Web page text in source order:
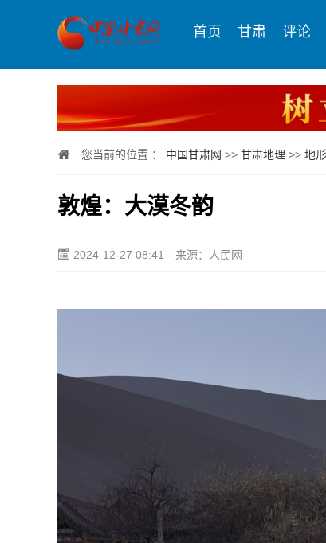
首页 甘肃 评论
您当前的位置 ： 中国甘肃网 >> 甘肃地理 >> 地
敦煌：大漠冬韵
2024-12-27 08:41 来源：人民网